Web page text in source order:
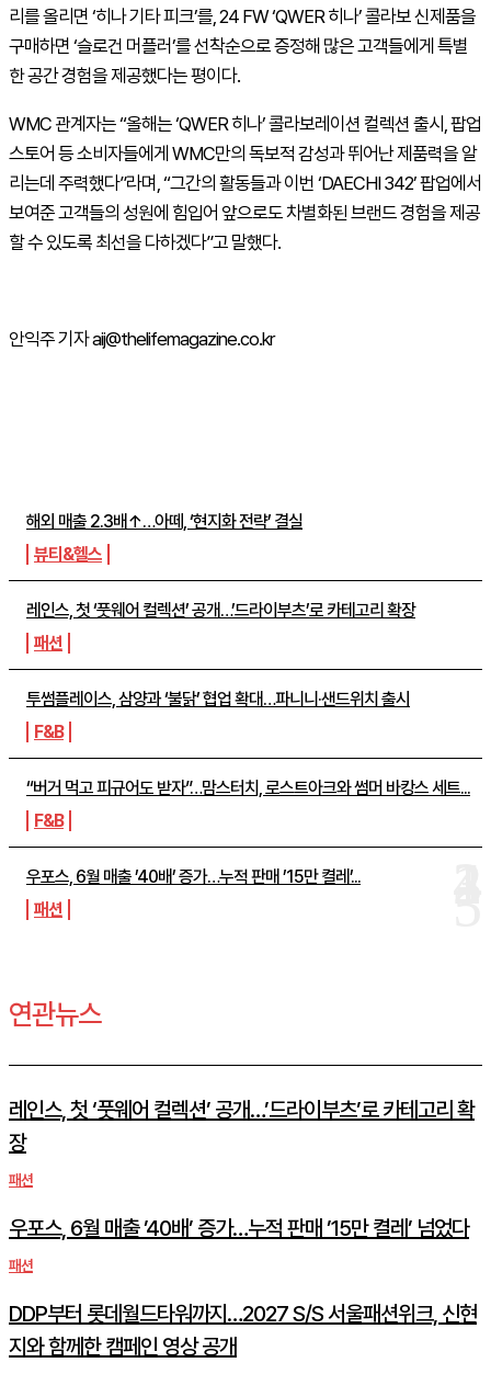
해외 매출 2.3배↑…아떼, ‘현지화 전략’ 결실
뷰티&헬스
레인스, 첫 ‘풋웨어 컬렉션’ 공개…’드라이부츠’로 카테고리 확장
패션
투썸플레이스, 삼양과 ‘불닭’ 협업 확대…파니니·샌드위치 출시
F&B
“버거 먹고 피규어도 받자”…맘스터치, 로스트아크와 썸머 바캉스 세트...
F&B
우포스, 6월 매출 ’40배’ 증가…누적 판매 ’15만 켤레’...
패션
연관뉴스
레인스, 첫 ‘풋웨어 컬렉션’ 공개…’드라이부츠’로 카테고리 확
장
패션
우포스, 6월 매출 ’40배’ 증가…누적 판매 ’15만 켤레’ 넘었다
패션
DDP부터 롯데월드타워까지…2027 S/S 서울패션위크, 신현
지와 함께한 캠페인 영상 공개
리를 올리면 ‘히나 기타 피크’를, 24 FW‘QWER히나’ 콜라보 신제품을
구매하면 ‘슬로건 머플러’를 선착순으로 증정해 많은 고객들에게 특별
한 공간 경험을 제공했다는 평이다.
WMC 관계자는 “올해는 ‘QWER히나’ 콜라보레이션 컬렉션 출시 ,팝업
스토어 등 소비자들에게 WMC만의 독보적 감성과 뛰어난 제품력을 알
리는데 주력했다”라며 ,“그간의 활동들과 이번 ‘DAECHI 342’ 팝업에서
보여준 고객들의 성원에 힘입어 앞으로도 차별화된 브랜드 경험을 제공
할 수 있도록 최선을 다하겠다”고 말했다.
안익주 기자 aij@thelifemagazine.co.kr